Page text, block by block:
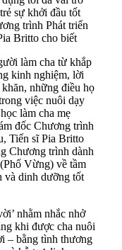
sự khởi đầu tốt
trình Phát triển
Britto cho biết
làm cha từ khắp
kinh nghiệm, lời
những điều họ
việc nuôi dạy
làm cha mẹ
đốc Chương trình
Tiến sĩ Pia Britto
Chương trình dành
Vừng) về tầm
và dinh dưỡng tốt
nhằm nhắc nhở
khi được cha nuôi
– bằng tình thương